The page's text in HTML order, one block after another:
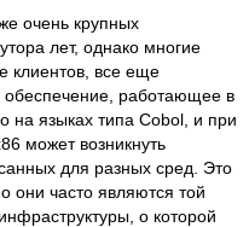
очень крупных
лет, однако многие
клиентов, все еще
работающее в
языках типа Cobol, и при
может возникнуть
для разных сред. Это
они часто являются той
о которой